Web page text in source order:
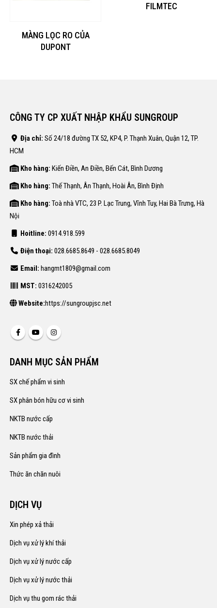
MÀNG LỌC RO CỦA
DUPONT
FILMTEC
CÔNG TY CP XUẤT NHẬP KHẨU SUNGROUP
Địa chỉ: Số 24/18 đường TX 52, KP4, P. Thạnh Xuân, Quận 12, TP.
HCM
Kho hàng: Kiến Điền, An Điền, Bến Cát, Bình Dương
Kho hàng: Thế Thạnh, Ân Thạnh, Hoài Ân, Bình Định
Kho hàng: Toà nhà VTC, 23 P. Lạc Trung, Vĩnh Tuy, Hai Bà Trưng, Hà
Nội
Hoitline: 0914.918.599
Điện thoại: 028.6685.8649 - 028.6685.8049
Email: hangmt1809@gmail.com
MST: 0316242005
Website:https://sungroupjsc.net
DANH MỤC SẢN PHẨM
SX chế phẩm vi sinh
SX phân bón hữu cơ vi sinh
NKTB nước cấp
NKTB nước thải
Sản phẩm gia đình
Thức ăn chăn nuôi
DỊCH VỤ
Xin phép xả thải
Dịch vụ xử lý khí thải
Dịch vụ xử lý nước cấp
Dịch vụ xử lý nước thải
Dịch vụ thu gom rác thải